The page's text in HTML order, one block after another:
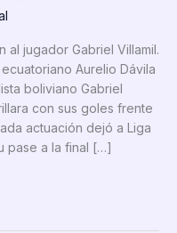
jugador Gabriel Villamil.
Aurelio Dávila
boliviano Gabriel
con sus goles frente
actuación dejó a Liga
pase a la final […]